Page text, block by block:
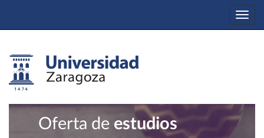
Oferta de estudios